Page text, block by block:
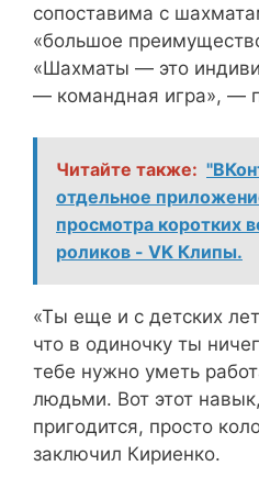
сопоставима с
«большое
«Шахматы — это
— командная игра», —
Читайте также:
отдельное
просмотра коротких
роликов - VK Клипы.
«Ты еще и с детских
что в одиночку ты
тебе нужно уметь
людьми. Вот этот
пригодится, просто
заключил Кириенко.